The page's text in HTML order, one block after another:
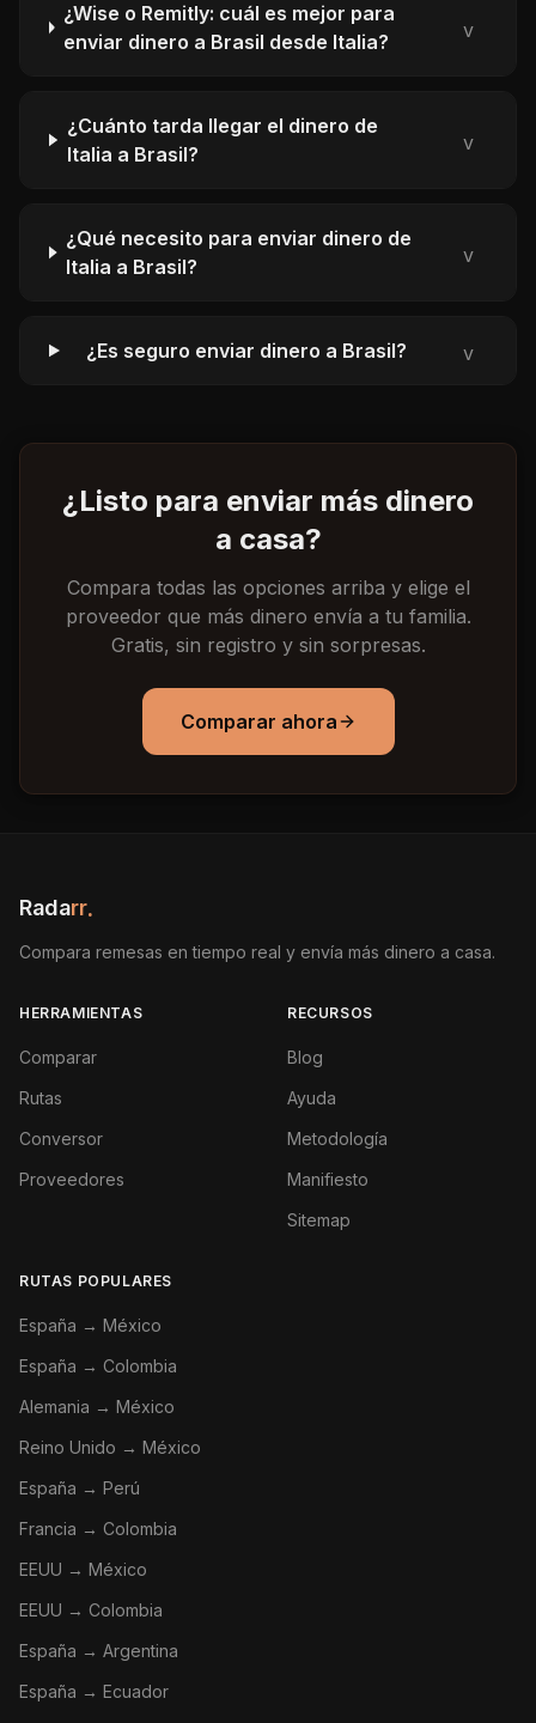
¿Wise o Remitly: cuál es mejor para
enviar dinero a Brasil desde Italia?
v
¿Cuánto tarda llegar el dinero de
Italia a Brasil?
v
¿Qué necesito para enviar dinero de
Italia a Brasil?
v
¿Es seguro enviar dinero a Brasil? v
¿Listo para enviar más dinero
a casa?
Compara todas las opciones arriba y elige el
proveedor que más dinero envía a tu familia.
Gratis, sin registro y sin sorpresas.
Comparar ahora
Radarr.
Compara remesas en tiempo real y envía más dinero a casa.
HERRAMIENTAS
Comparar
Rutas
Conversor
Proveedores
RECURSOS
Blog
Ayuda
Metodología
Manifiesto
Sitemap
RUTAS POPULARES
España → México
España → Colombia
Alemania → México
Reino Unido → México
España → Perú
Francia → Colombia
EEUU → México
EEUU → Colombia
España → Argentina
España → Ecuador